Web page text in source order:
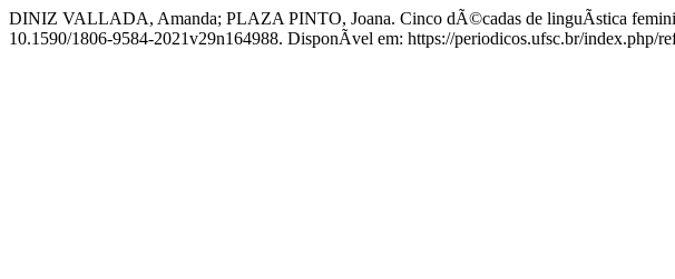
DINIZ VALLADA, Amanda; PLAZA PINTO, Joana. Cinco dÃ©cadas de linguÃ­stica
10.1590/1806-9584-2021v29n164988. DisponÃ­vel em: https://periodicos.ufsc.br/index.php/